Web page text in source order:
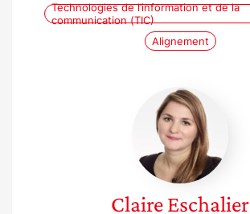
Technologies de l’information et de la
communication (TIC)
Alignement
Claire
Eschalier
ClaireEschalier